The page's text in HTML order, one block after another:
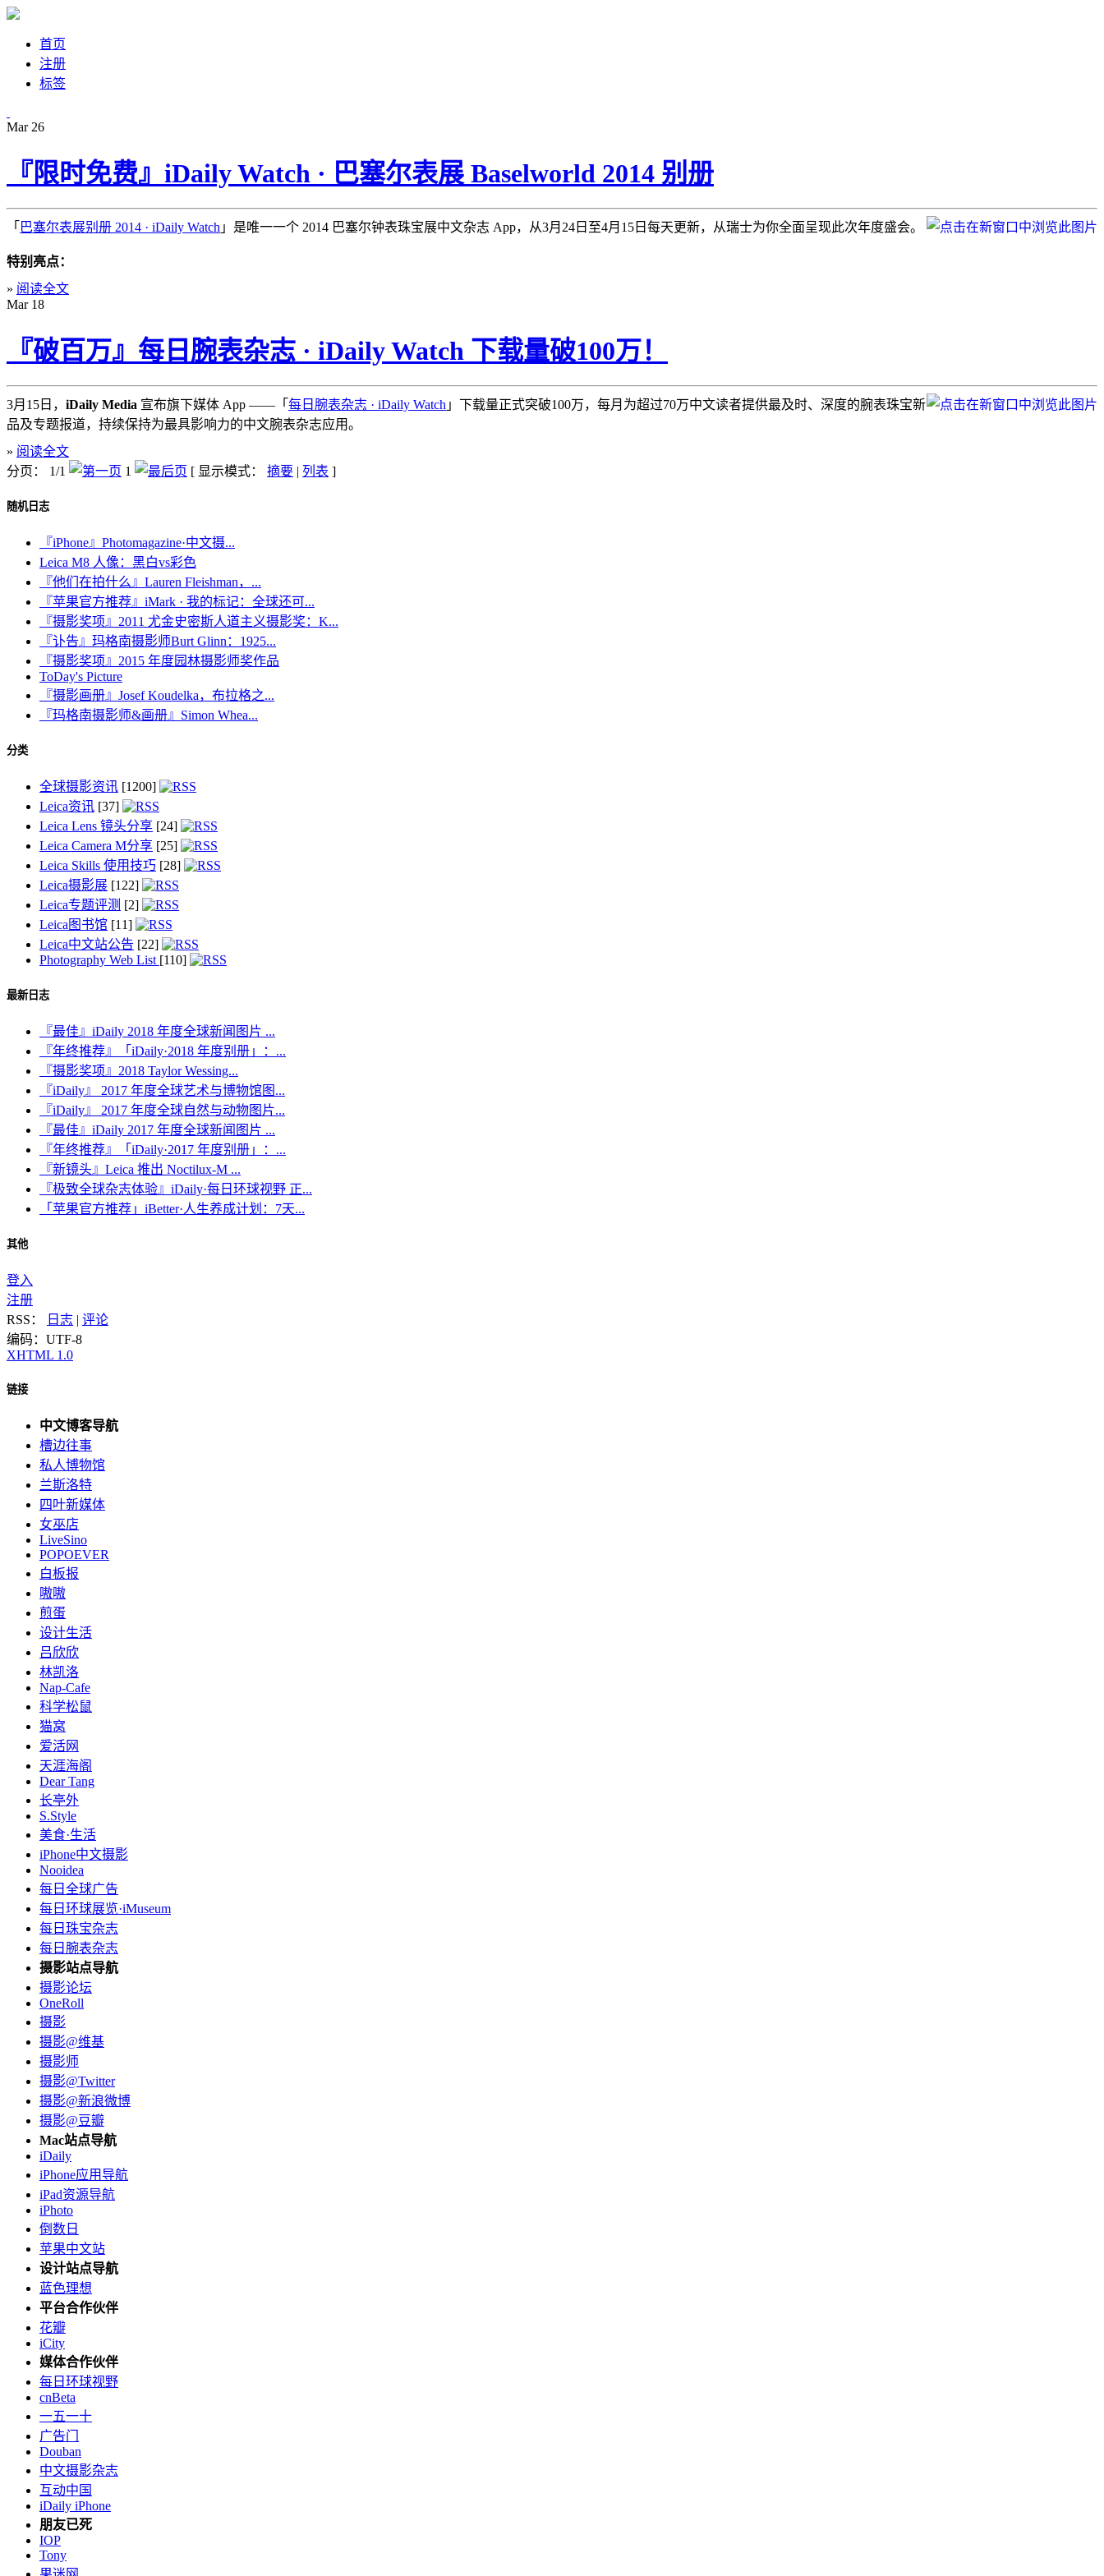
首页
注册
标签
Mar26
『限时免费』iDaily Watch · 巴塞尔表展 Baselworld 2014 别册
「 巴塞尔表展别册 2014 · iDaily Watch 」是唯一一个 2014 巴塞尔钟表珠宝展中文杂志 App，从3月24日至4月15日每天更新，从瑞士为你全面呈现此次年度盛会。
特别亮点：
» 阅读全文
Mar18
『破百万』每日腕表杂志 · iDaily Watch 下载量破100万！
3月15日， iDaily Media 宣布旗下媒体 App ——「 每日腕表杂志 · iDaily Watch 」下载量正式突破100万，每月为超过70万中文读者提供最及时、深度的腕表珠宝新
品及专题报道，持续保持为最具影响力的中文腕表杂志应用。
» 阅读全文
分页： 1/1
1 [ 显示模式： 摘要 | 列表 ]
随机日志
『iPhone』Photomagazine·中文摄...
Leica M8 人像：黑白vs彩色
『他们在拍什么』Lauren Fleishman，...
『苹果官方推荐』iMark · 我的标记：全球还可...
『摄影奖项』2011 尤金史密斯人道主义摄影奖：K...
『讣告』玛格南摄影师Burt Glinn：1925...
『摄影奖项』2015 年度园林摄影师奖作品
ToDay's Picture
『摄影画册』Josef Koudelka，布拉格之...
『玛格南摄影师&画册』Simon Whea...
分类
全球摄影资讯 [1200]
Leica资讯 [37]
Leica Lens 镜头分享 [24]
Leica Camera M分享 [25]
Leica Skills 使用技巧 [28]
Leica摄影展 [122]
Leica专题评测 [2]
Leica图书馆 [11]
Leica中文站公告 [22]
Photography Web List [110]
最新日志
『最佳』iDaily 2018 年度全球新闻图片 ...
『年终推荐』「iDaily·2018 年度别册」：...
『摄影奖项』2018 Taylor Wessing...
『iDaily』 2017 年度全球艺术与博物馆图...
『iDaily』 2017 年度全球自然与动物图片...
『最佳』iDaily 2017 年度全球新闻图片 ...
『年终推荐』「iDaily·2017 年度别册」：...
『新镜头』Leica 推出 Noctilux-M ...
『极致全球杂志体验』iDaily·每日环球视野 正...
「苹果官方推荐」iBetter·人生养成计划：7天...
其他
登入
注册
RSS：
日志 | 评论
编码：UTF-8
XHTML 1.0
链接
中文博客导航
槽边往事
私人博物馆
兰斯洛特
四叶新媒体
女巫店
LiveSino
POPOEVER
白板报
嗷嗷
煎蛋
设计生活
吕欣欣
林凯洛
Nap-Cafe
科学松鼠
猫窝
爱活网
天涯海阁
Dear Tang
长亭外
S.Style
美食·生活
iPhone中文摄影
Nooidea
每日全球广告
每日环球展览·iMuseum
每日珠宝杂志
每日腕表杂志
摄影站点导航
摄影论坛
OneRoll
摄影
摄影@维基
摄影师
摄影@Twitter
摄影@新浪微博
摄影@豆瓣
Mac站点导航
iDaily
iPhone应用导航
iPad资源导航
iPhoto
倒数日
苹果中文站
设计站点导航
蓝色理想
平台合作伙伴
花瓣
iCity
媒体合作伙伴
每日环球视野
cnBeta
一五一十
广告门
Douban
中文摄影杂志
互动中国
iDaily iPhone
朋友已死
IOP
Tony